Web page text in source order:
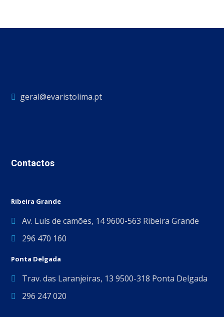
geral@evaristolima.pt
Contactos
Ribeira Grande
Av. Luís de camões, 14 9600-563 Ribeira Grande
296 470 160
Ponta Delgada
Trav. das Laranjeiras, 13 9500-318 Ponta Delgada
296 247 020